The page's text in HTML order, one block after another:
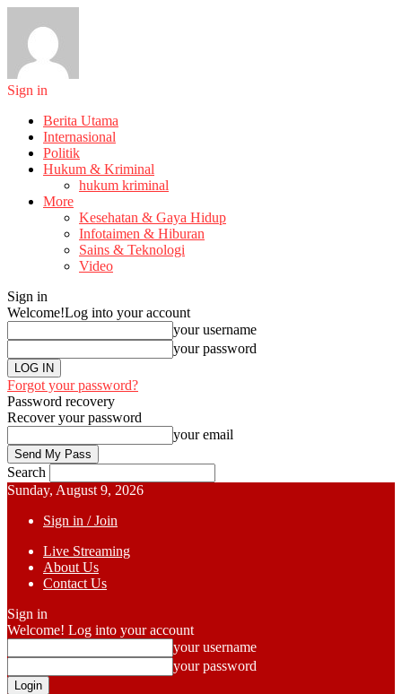
Sign in
Berita Utama
Internasional
Politik
Hukum & Kriminal
hukum kriminal
More
Kesehatan & Gaya Hidup
Infotaimen & Hiburan
Sains & Teknologi
Video
Sign in
Welcome!Log into your account
your username
your password
Forgot your password?
Password recovery
Recover your password
your email
Search
Sunday, August 9, 2026
Sign in / Join
Live Streaming
About Us
Contact Us
Sign in
Welcome! Log into your account
your username
your password